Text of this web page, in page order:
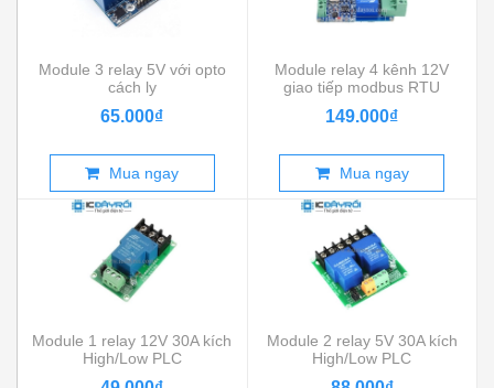
Module 3 relay 5V với opto
cách ly
65.000₫
Mua ngay
Module relay 4 kênh 12V
giao tiếp modbus RTU
RS485
149.000₫
Mua ngay
Module 1 relay 12V 30A kích
High/Low PLC
Module 2 relay 5V 30A kích
High/Low PLC